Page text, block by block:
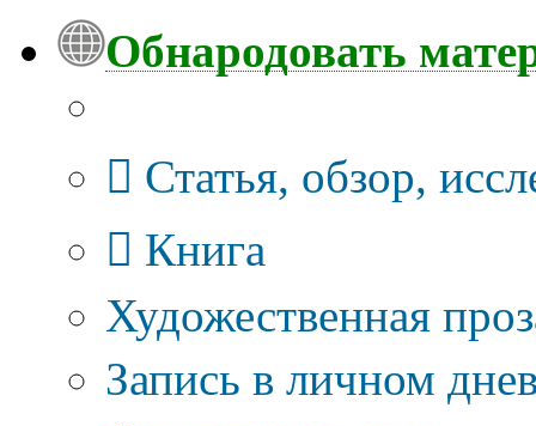
Обнародовать
Статья, обзор,
Книга
Художественная
Запись в личном